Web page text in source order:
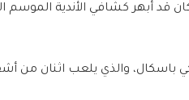
فقط، بينما كان قد أبهر كشّافي الأندية
باسكال، والذي يلعب اثنان من